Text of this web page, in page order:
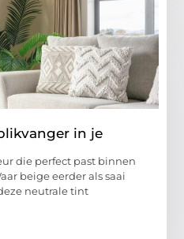
in je
die perfect past binnen
beige eerder als saai
neutrale tint